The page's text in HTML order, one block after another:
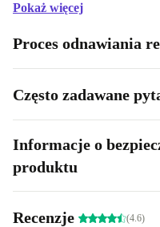
Pokaż więcej
Proces odnawiania
Często zadawane
Informacje o
produktu
Recenzje (4.6)